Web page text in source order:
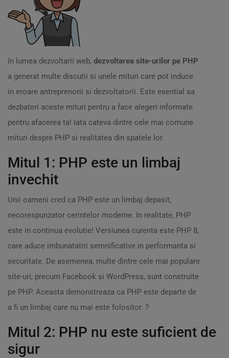
In lumea dezvoltarii web, dezvoltarea site-urilor pe PHP
a generat multe discutii si unele mituri care pot induce
in eroare antreprenorii si dezvoltatorii. Este esential sa
dezbateri aceste mituri pentru a face alegeri informate
pentru afacerea ta! Iata cateva dintre cele mai comune
mituri despre PHP si realitatea din spatele lor.
Mitul 1: PHP este un limbaj
invechit
Unii oameni cred ca PHP este un limbaj depasit,
necorespunzator cerintelor moderne. In realitate, PHP
este in continua evolutie! Versiunea curenta este PHP 8,
care aduce imbunatatiri semnificative in performanta si
securitate. De asemenea, multe dintre cele mai populare
site-uri, precum Facebook si WordPress, sunt construite
pe PHP. Aceasta demonstreaza ca PHP este departe de
a fi un limbaj care nu mai este folositor. ?
Mitul 2: PHP nu este suficient de
sigur